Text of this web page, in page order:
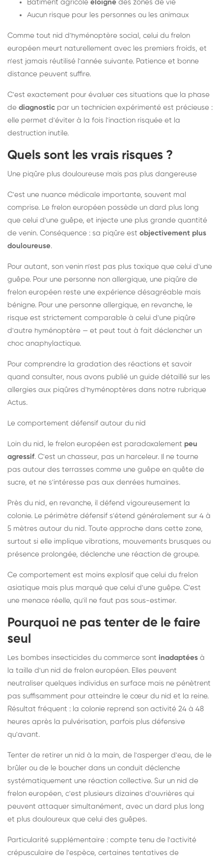
Bâtiment agricole éloigné des zones de vie
Aucun risque pour les personnes ou les animaux
Comme tout nid d'hyménoptère social, celui du frelon
européen meurt naturellement avec les premiers froids, et
n'est jamais réutilisé l'année suivante. Patience et bonne
distance peuvent suffire.
C'est exactement pour évaluer ces situations que la phase
de diagnostic par un technicien expérimenté est précieuse :
elle permet d'éviter à la fois l'inaction risquée et la
destruction inutile.
Quels sont les vrais risques ?
Une piqûre plus douloureuse mais pas plus dangereuse
C'est une nuance médicale importante, souvent mal
comprise. Le frelon européen possède un dard plus long
que celui d'une guêpe, et injecte une plus grande quantité
de venin. Conséquence : sa piqûre est objectivement plus
douloureuse.
Pour autant, son venin n'est pas plus toxique que celui d'une
guêpe. Pour une personne non allergique, une piqûre de
frelon européen reste une expérience désagréable mais
bénigne. Pour une personne allergique, en revanche, le
risque est strictement comparable à celui d'une piqûre
d'autre hyménoptère — et peut tout à fait déclencher un
choc anaphylactique.
Pour comprendre la gradation des réactions et savoir
quand consulter, nous avons publié un guide détaillé sur les
allergies aux piqûres d'hyménoptères dans notre rubrique
Actus.
Le comportement défensif autour du nid
Loin du nid, le frelon européen est paradoxalement peu
agressif. C'est un chasseur, pas un harceleur. Il ne tourne
pas autour des terrasses comme une guêpe en quête de
sucre, et ne s'intéresse pas aux denrées humaines.
Près du nid, en revanche, il défend vigoureusement la
colonie. Le périmètre défensif s'étend généralement sur 4 à
5 mètres autour du nid. Toute approche dans cette zone,
surtout si elle implique vibrations, mouvements brusques ou
présence prolongée, déclenche une réaction de groupe.
Ce comportement est moins explosif que celui du frelon
asiatique mais plus marqué que celui d'une guêpe. C'est
une menace réelle, qu'il ne faut pas sous-estimer.
Pourquoi ne pas tenter de le faire
seul
Les bombes insecticides du commerce sont inadaptées à
la taille d'un nid de frelon européen. Elles peuvent
neutraliser quelques individus en surface mais ne pénètrent
pas suffisamment pour atteindre le cœur du nid et la reine.
Résultat fréquent : la colonie reprend son activité 24 à 48
heures après la pulvérisation, parfois plus défensive
qu'avant.
Tenter de retirer un nid à la main, de l'asperger d'eau, de le
brûler ou de le boucher dans un conduit déclenche
systématiquement une réaction collective. Sur un nid de
frelon européen, c'est plusieurs dizaines d'ouvrières qui
peuvent attaquer simultanément, avec un dard plus long
et plus douloureux que celui des guêpes.
Particularité supplémentaire : compte tenu de l'activité
crépusculaire de l'espèce, certaines tentatives de